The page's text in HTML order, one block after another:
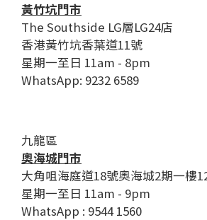
黃竹坑門市
The Southside LG層LG24店
香港黃竹坑香葉道11號
星期一至日 11am - 8pm
WhatsApp: 9232 6589
九龍區
奧海城門市
大角咀海庭道18號奧海城2期一樓
星期一至日 11am - 9pm
WhatsApp : 9544 1560